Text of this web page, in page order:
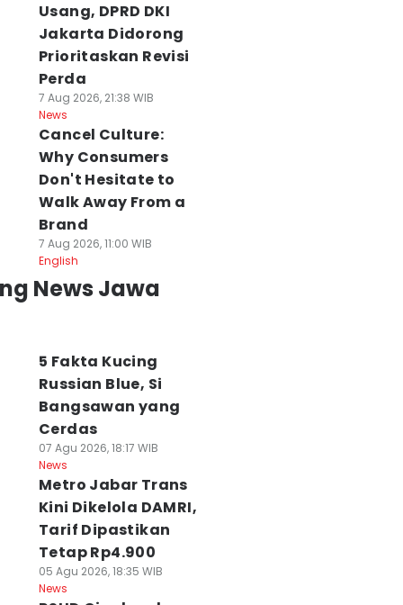
Usang, DPRD DKI
Jakarta Didorong
Prioritaskan Revisi
Perda
7 Aug 2026, 21:38 WIB
News
Cancel Culture:
Why Consumers
Don't Hesitate to
Walk Away From a
Brand
7 Aug 2026, 11:00 WIB
English
News Jawa
5 Fakta Kucing
Russian Blue, Si
Bangsawan yang
Cerdas
07 Agu 2026, 18:17 WIB
News
Metro Jabar Trans
Kini Dikelola DAMRI,
Tarif Dipastikan
Tetap Rp4.900
05 Agu 2026, 18:35 WIB
News